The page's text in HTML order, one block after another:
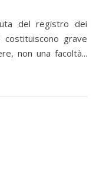
del registro dei
grave
non una facoltà...